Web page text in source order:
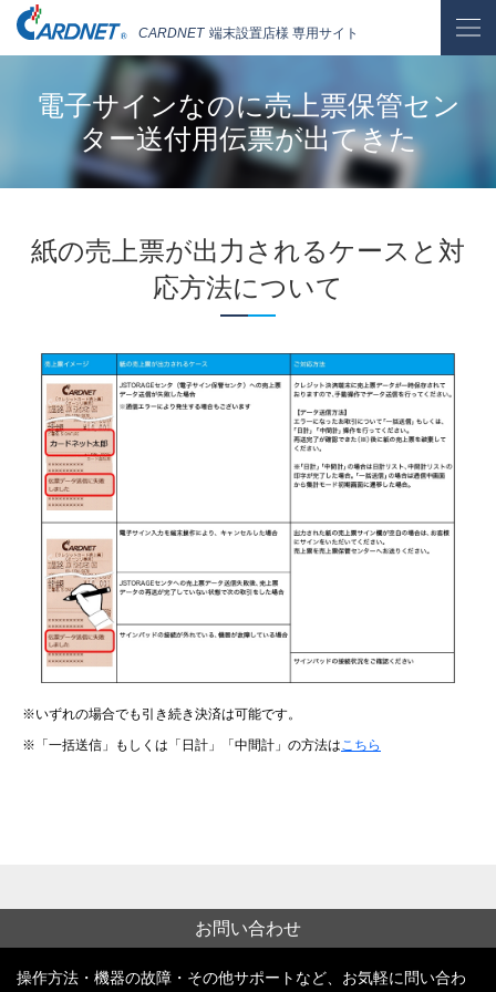
CARDNET 端末設置店様 専用サイト
電子サインなのに売上票保管セン
ター送付用伝票が出てきた
紙の売上票が出力されるケースと対
応方法について
いずれの場合でも引き続き決済は可能です。
「一括送信」もしくは「日計」「中間計」の方法はこちら
お問い合わせ
操作方法・機器の故障・その他サポートなど、お気軽に問い合わ